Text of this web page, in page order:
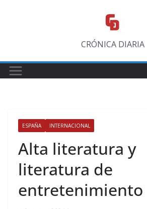
CRÓNICA DIARIA
ESPAÑA INTERNACIONAL
Alta literatura y
literatura de
entretenimiento